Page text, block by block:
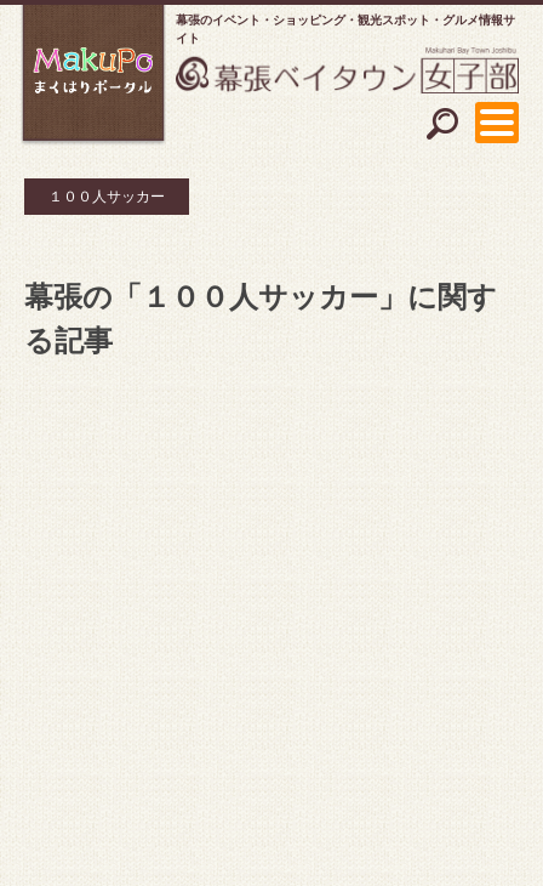
幕張のイベント・ショッピング
観光スポット・グルメ情報サ
イト
１００人サッカー
幕張の「１００人サッカー」に関す
る記事